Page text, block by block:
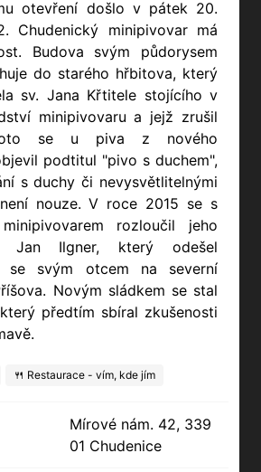
otevření došlo v pátek 20.
Chudenický minipivovar má
Budova svým půdorysem
do starého hřbitova, který
sv. Jana Křtitele stojícího v
minipivovaru a jejž zrušil
se u piva z nového
podtitul "pivo s duchem",
s duchy či nevysvětlitelnými
nouze. V roce 2015 se s
rozloučil jeho
Jan Ilgner, který odešel
se svým otcem na severní
Novým sládkem se stal
předtím sbíral zkušenosti
🍴 Restaurace - vím, kde jím
Mírové nám. 42, 339
01 Chudenice